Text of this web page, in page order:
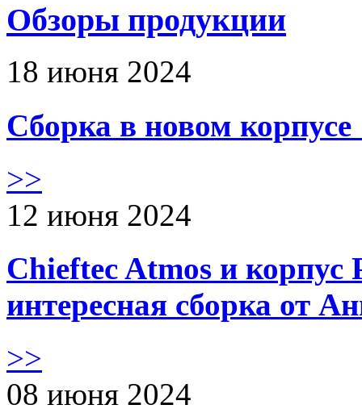
Обзоры продукции
18 июня 2024
Сборка в новом
>>
12 июня 2024
Chieftec Atmos и корпус
интересная сборка от
>>
08 июня 2024